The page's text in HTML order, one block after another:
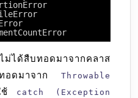
ม่ได้สืบทอดมาจากคลาส
อดมาจาก Throwable
ช้
catch (Exception